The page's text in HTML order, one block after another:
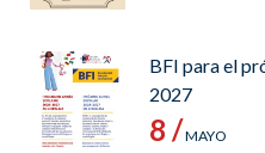
BFI para el
2027
8 /MAYO